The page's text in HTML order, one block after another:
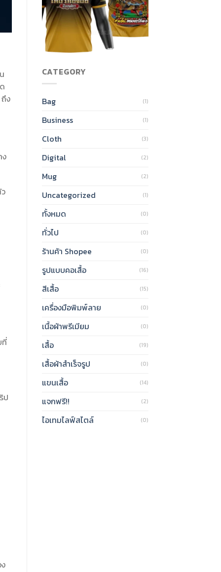
ถึง
ง
ที่
ป
CATEGORY
Bag (1)
Business (1)
Cloth (3)
Digital (2)
Mug (2)
Uncategorized (1)
ทั้งหมด (0)
ทั่วไป (0)
ร้านค้า Shopee (0)
รูปแบบคอเสื้อ (16)
สีเสื้อ (15)
เครื่องมือพิมพ์ลาย (0)
เนื้อผ้าพรีเมียม (0)
เสื้อ (19)
เสื้อผ้าสำเร็จรูป (0)
แขนเสื้อ (14)
แจกฟรี!! (2)
ไอเทมไลฟ์สไตล์ (0)